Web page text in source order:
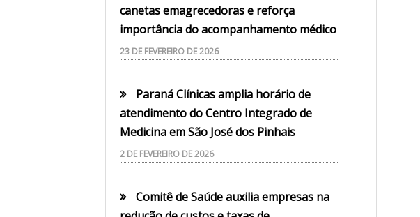
canetas emagrecedoras e reforça
importância do acompanhamento médico
23 DE FEVEREIRO DE 2026
Paraná Clínicas amplia horário de
atendimento do Centro Integrado de
Medicina em São José dos Pinhais
2 DE FEVEREIRO DE 2026
Comitê de Saúde auxilia empresas na